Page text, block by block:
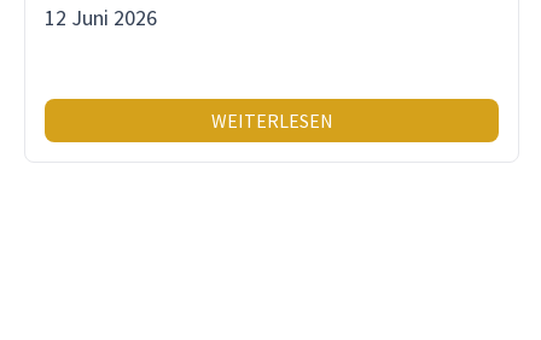
12 Juni 2026
WEITERLESEN